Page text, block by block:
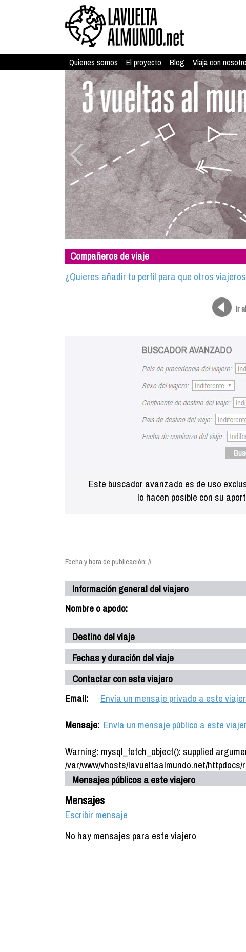
Quienes somos El proyecto Blog Viaja con
Compañeros de viaje
¿Quieres añadir tu perfil para que otros
Ir
Este buscador avanzado es de uso
lo hacen posible con su
Fecha y hora de publicación: //
Información general del viajero
Nombre o apodo:
Destino del viaje
Fechas y duración del viaje
Contactar con este viajero
Email:
Envía un mensaje privado a este
Mensaje: Envía un mensaje público a este
Warning: mysql_fetch_object(): supplied
/var/www/vhosts/lavueltaalmundo.net/
Mensajes públicos a este viajero
Mensajes
Escribir mensaje
No hay mensajes para este viajero